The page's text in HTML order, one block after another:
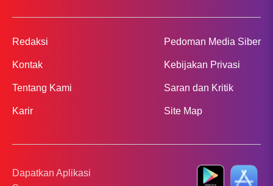
Redaksi
Kontak
Tentang Kami
Karir
Pedoman Media Siber
Kebijakan Privasi
Saran dan Kritik
Site Map
Dapatkan Aplikasi